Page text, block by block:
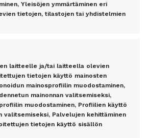
Yleisöjen ymmärtäminen eri
tietojen, tilastojen tai yhdistelmien
laitteelle ja/tai laitteella olevien
tietojen käyttö mainosten
mainosprofiilin muodostaminen,
mainonnan valitsemiseksi,
muodostaminen, Profiilien käyttö
valitsemiseksi, Palvelujen kehittäminen
tietojen käyttö sisällön
Amsterdam
Berliini
Riika
Rooma
TILAA UUTISKIRJE